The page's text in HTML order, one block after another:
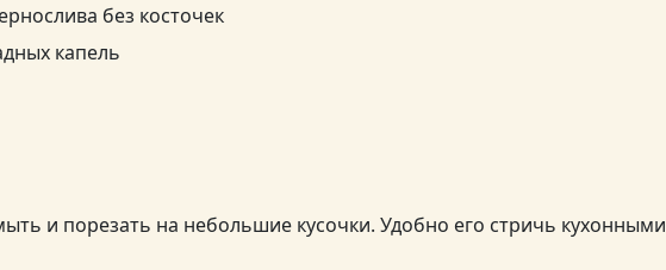
без косточек
капель
и порезать на небольшие кусочки. Удобно его стричь кухонными